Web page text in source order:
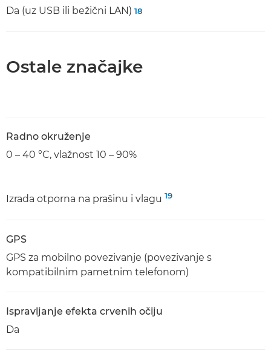
Da (uz USB ili bežični LAN) 18
Ostale značajke
Radno okruženje
0 – 40 °C, vlažnost 10 – 90%
Izrada otporna na prašinu i vlagu 19
GPS
GPS za mobilno povezivanje (povezivanje s
kompatibilnim pametnim telefonom)
Ispravljanje efekta crvenih očiju
Da